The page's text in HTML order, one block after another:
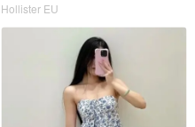
Hollister EU